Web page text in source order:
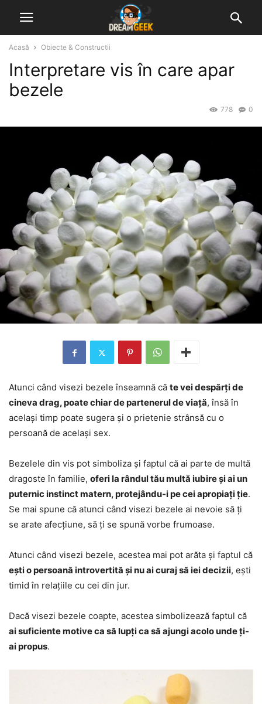
Acasă Obiecte & Constructii
Interpretare vis în care apar
bezele
0
778
Atunci când visezi bezele înseamnă că te vei despărți de
cineva drag, poate chiar de partenerul de viață, însă în
același timp poate sugera și o prietenie strânsă cu o
persoană de același sex.
Bezelele din vis pot simboliza și faptul că ai parte de multă
dragoste în familie, oferi la rândul tău multă iubire și ai un
puternic instinct matern, protejându-i pe cei apropiați ție.
Se mai spune că atunci când visezi bezele ai nevoie să ți
se arate afecțiune, să ți se spună vorbe frumoase.
Atunci când visezi bezele, acestea mai pot arăta și faptul că
ești o persoană introvertită și nu ai curaj să iei decizii, ești
timid în relațiile cu cei din jur.
Dacă visezi bezele coapte, acestea simbolizează faptul că
ai suficiente motive ca să lupți ca să ajungi acolo unde ți-
ai propus.